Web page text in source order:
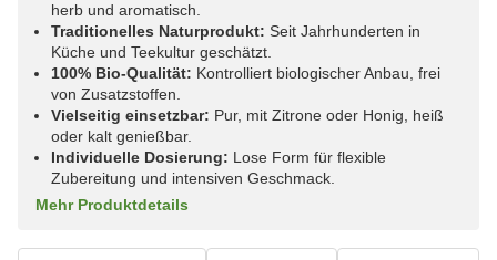
herb und aromatisch.
Traditionelles Naturprodukt: Seit Jahrhunderten in
Küche und Teekultur geschätzt.
100% Bio-Qualität: Kontrolliert biologischer Anbau, frei
von Zusatzstoffen.
Vielseitig einsetzbar: Pur, mit Zitrone oder Honig, heiß
oder kalt genießbar.
Individuelle Dosierung: Lose Form für flexible
Zubereitung und intensiven Geschmack.
Mehr Produktdetails